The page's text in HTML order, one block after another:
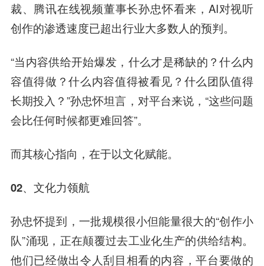
裁、腾讯在线视频董事长孙忠怀看来，AI对视听
创作的渗透速度已超出行业大多数人的预判。
“当内容供给开始爆发，什么才是稀缺的？什么内
容值得做？什么内容值得被看见？什么团队值得
长期投入？”孙忠怀坦言，对平台来说，“这些问题
会比任何时候都更难回答”。
而其核心指向，在于以文化赋能。
02、文化力领航
孙忠怀提到，一批规模很小但能量很大的“创作小
队”涌现，正在颠覆过去工业化生产的供给结构。
他们已经做出令人刮目相看的内容，平台要做的